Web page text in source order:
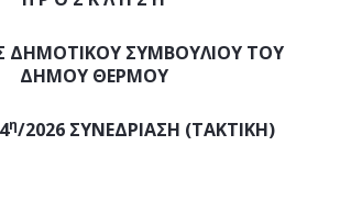
ΔΗΜΟΤΙΚΟΥ ΣΥΜΒΟΥΛΙΟΥ ΤΟΥ
ΔΗΜΟΥ ΘΕΡΜΟΥ
η/2026 ΣΥΝΕΔΡΙΑΣΗ (ΤΑΚΤΙΚΗ)